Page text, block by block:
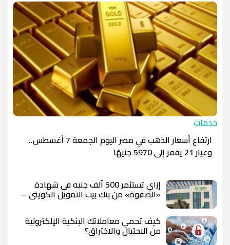
خدمات
ارتفاع أسعار الذهب في مصر اليوم الجمعة 7 أغسطس..
وعيار 21 يقفز إلى 5970 جنيهًا
إزاي تستثمر 500 ألف جنيه في شهادة
«الصفوة» من بنك بيت التمويل الكويتي –
مصر بعد رفع العائد؟
كيف تحمي معاملاتك البنكية الإلكترونية
من الاحتيال والاختراق؟